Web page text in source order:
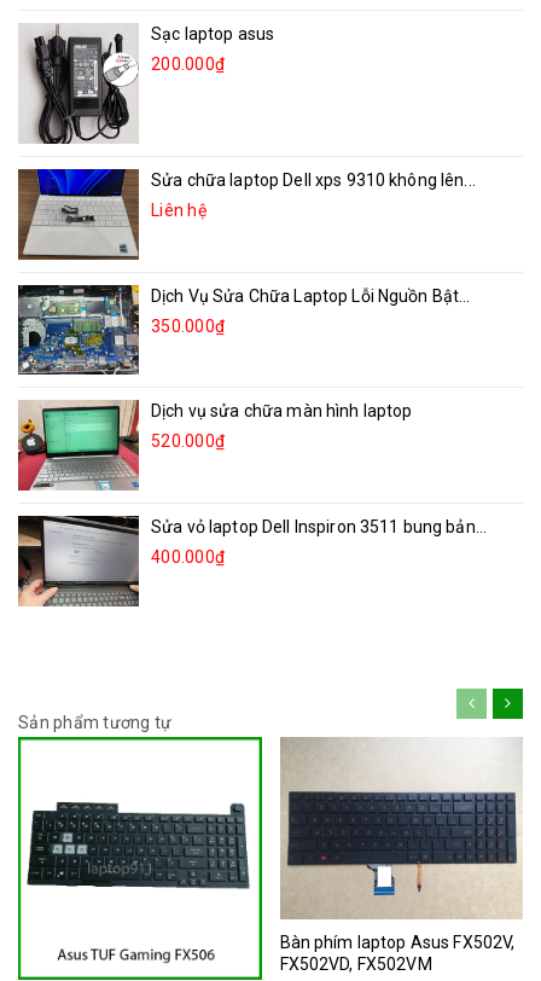
Sạc laptop asus
200.000₫
Sửa chữa laptop Dell xps 9310 không lên...
Liên hệ
Dịch Vụ Sửa Chữa Laptop Lỗi Nguồn Bật...
350.000₫
Dịch vụ sửa chữa màn hình laptop
520.000₫
Sửa vỏ laptop Dell Inspiron 3511 bung bản...
400.000₫
Sản phẩm tương tự
Bàn phím laptop Asus FX502V,
FX502VD, FX502VM